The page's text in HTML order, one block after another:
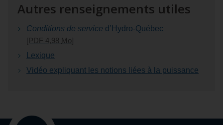
Autres renseignements utiles
Conditions de service d’Hydro‑Québec
[PDF 4,98 Mo]
Lexique
Vidéo expliquant les notions liées à la puissance